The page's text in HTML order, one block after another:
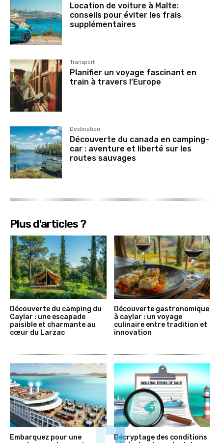
Location de voiture à Malte:
conseils pour éviter les frais
supplémentaires
Transport
Planifier un voyage fascinant en
train à travers l’Europe
Destination
Découverte du canada en camping-
car : aventure et liberté sur les
routes sauvages
Plus d'articles ?
Découverte du camping du
Caylar : une escapade
paisible et charmante au
cœur du Larzac
Découverte gastronomique
à caylar : un voyage
culinaire entre tradition et
innovation
Embarquez pour une
Décryptage des conditions